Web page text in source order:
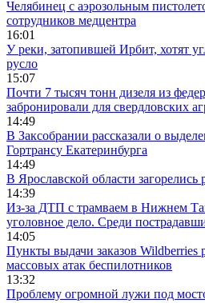
Челябинец с аэрозольным
сотрудников медцентра
16:01
У реки, затопившей Ирбит, хотят
русло
15:07
Почти 7 тысяч тонн дизеля из
забронировали для свердловских
14:49
В Заксобрании рассказали о
Гортрансу Екатеринбурга
14:49
В Ярославской области
14:39
Из-за ДТП с трамваем в Нижнем
уголовное дело. Среди
14:05
Пункты выдачи заказов Wildberries
массовых атак беспилотников
13:32
Проблему огромной лужи под